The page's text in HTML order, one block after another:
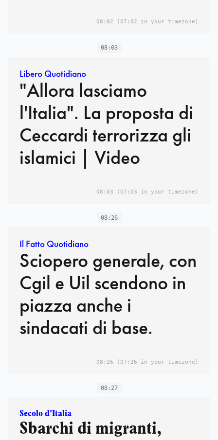
08:02 (07:02 in your timezone)
08:03
Libero Quotidiano
"Allora lasciamo
l'Italia". La proposta di
Ceccardi terrorizza gli
islamici | Video
08:03 (07:03 in your timezone)
08:26
Il Fatto Quotidiano
Sciopero generale, con
Cgil e Uil scendono in
piazza anche i
sindacati di base.
08:26 (07:26 in your timezone)
08:27
Secolo d'Italia
Sbarchi di migranti,